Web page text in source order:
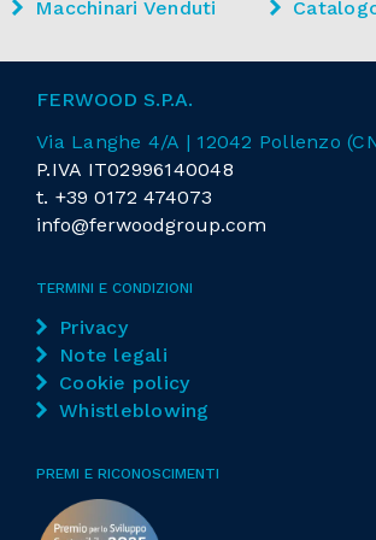
Nr. assi controllati
Cambio utensile automatico
Sistema di raffreddamento a
Potenza motore
Nr. giri/min
Nr. posizioni
Utensile
Sistema di controllo
Macchinari Venduti
FERWOOD S.P.A.
Via Langhe 4/A | 12042 Pollenzo
P.IVA IT02996140048
t. +39 0172 474073
info@ferwoodgroup.com
TERMINI E CONDIZIONI
Privacy
Note legali
Cookie policy
Whistleblowing
PREMI E RICONOSCIMENTI